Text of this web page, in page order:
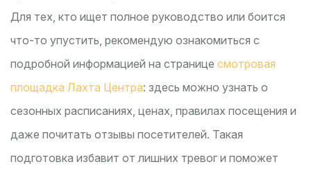
Для тех, кто ищет полное руководство или боится
что-то упустить, рекомендую ознакомиться с
подробной информацией на странице смотровая
площадка Лахта Центра: здесь можно узнать о
сезонных расписаниях, ценах, правилах посещения и
даже почитать отзывы посетителей. Такая
подготовка избавит от лишних тревог и поможет